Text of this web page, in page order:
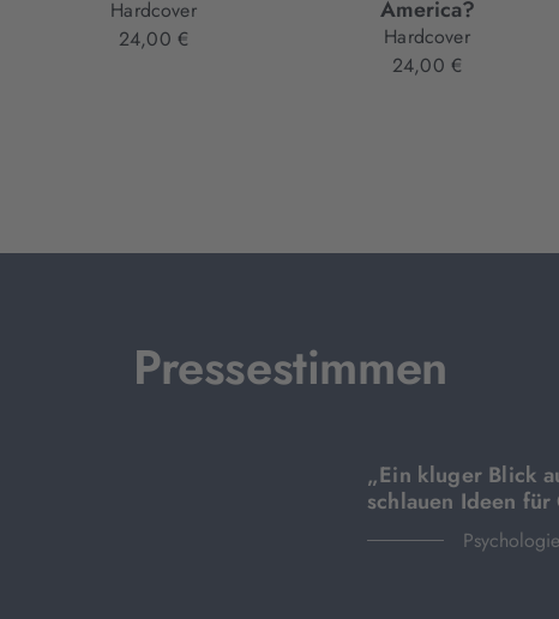
Hardcover
24,00 €
America?
Hardcover
24,00 €
Pressestimmen
„Ein kluger Blick
schlauen Ideen